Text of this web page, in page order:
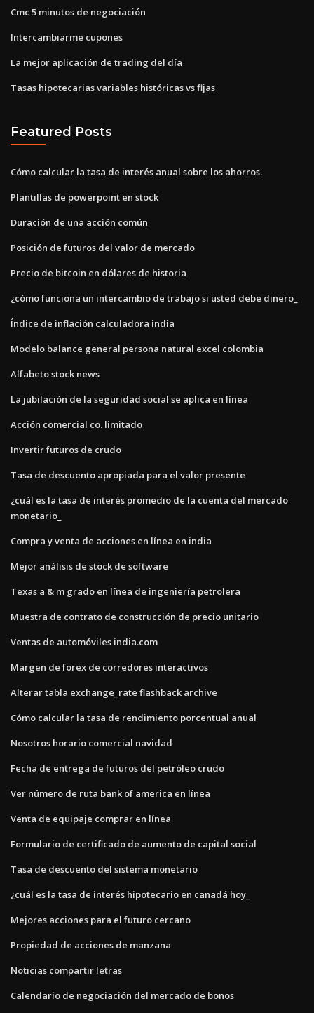
Cmc 5 minutos de negociación
Intercambiarme cupones
La mejor aplicación de trading del día
Tasas hipotecarias variables históricas vs fijas
Featured Posts
Cómo calcular la tasa de interés anual sobre los ahorros.
Plantillas de powerpoint en stock
Duración de una acción común
Posición de futuros del valor de mercado
Precio de bitcoin en dólares de historia
¿cómo funciona un intercambio de trabajo si usted debe dinero_
Índice de inflación calculadora india
Modelo balance general persona natural excel colombia
Alfabeto stock news
La jubilación de la seguridad social se aplica en línea
Acción comercial co. limitado
Invertir futuros de crudo
Tasa de descuento apropiada para el valor presente
¿cuál es la tasa de interés promedio de la cuenta del mercado
monetario_
Compra y venta de acciones en línea en india
Mejor análisis de stock de software
Texas a & m grado en línea de ingeniería petrolera
Muestra de contrato de construcción de precio unitario
Ventas de automóviles india.com
Margen de forex de corredores interactivos
Alterar tabla exchange_rate flashback archive
Cómo calcular la tasa de rendimiento porcentual anual
Nosotros horario comercial navidad
Fecha de entrega de futuros del petróleo crudo
Ver número de ruta bank of america en línea
Venta de equipaje comprar en línea
Formulario de certificado de aumento de capital social
Tasa de descuento del sistema monetario
¿cuál es la tasa de interés hipotecario en canadá hoy_
Mejores acciones para el futuro cercano
Propiedad de acciones de manzana
Noticias compartir letras
Calendario de negociación del mercado de bonos